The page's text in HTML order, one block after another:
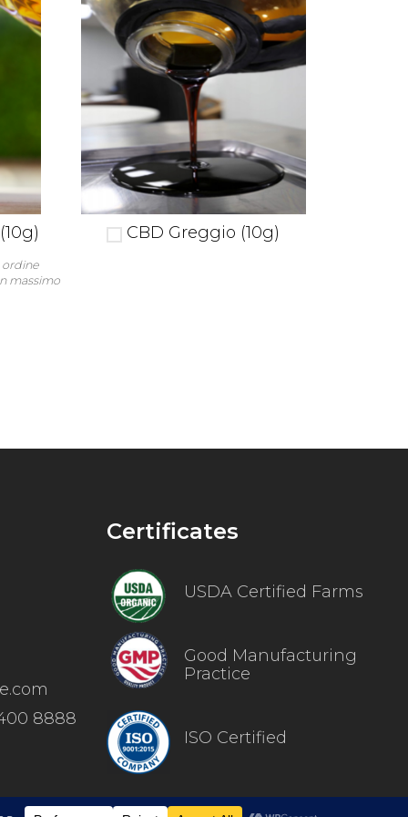
CBD Greggio (10g)
ordine
massimo
8888
Certificates
USDA Certified Farms
Good Manufacturing
Practice
ISO Certified